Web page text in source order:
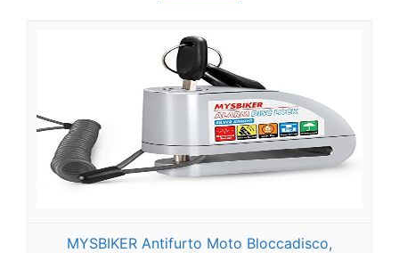
MYSBIKER Antifurto Moto Bloccadisco,